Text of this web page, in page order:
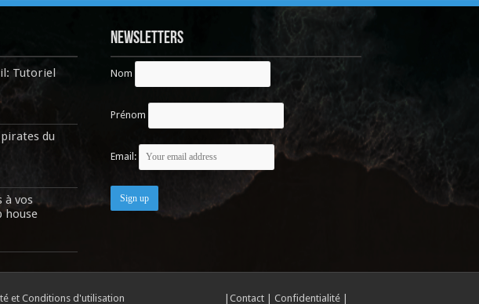
Tutoriel
du
à vos
house
Newsletters
Nom
Prénom
Email:
| Contact | Confidentialité |
et Conditions d'utilisation